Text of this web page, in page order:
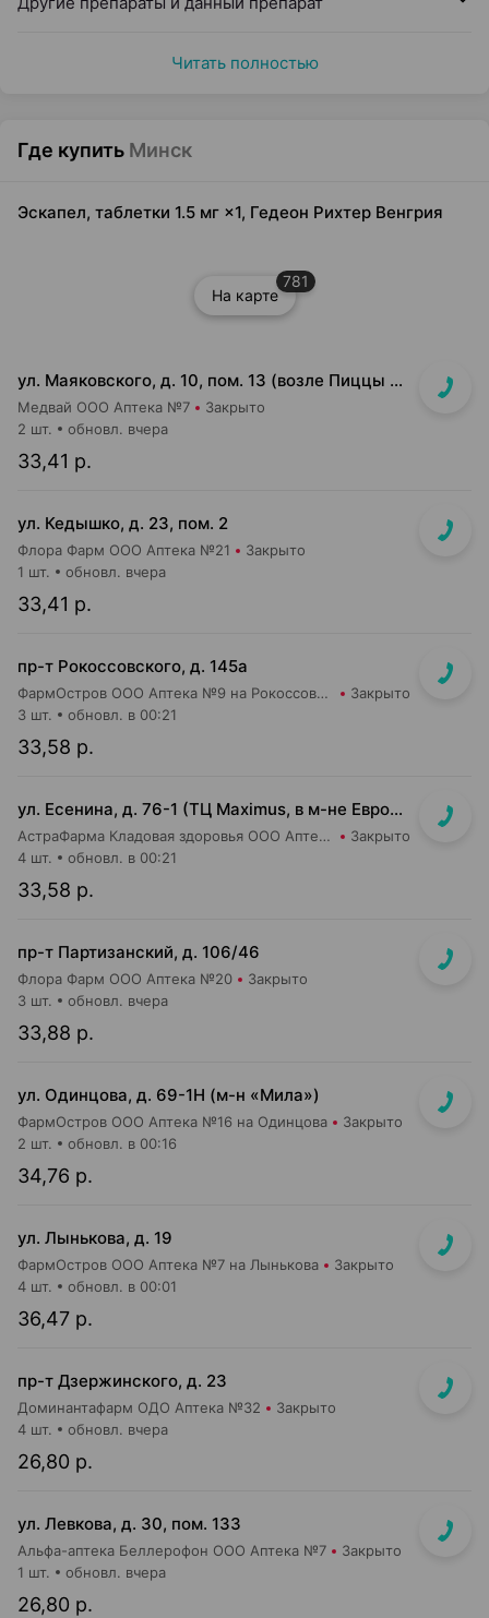
Читать полностью
Где купить Минск
Эскапел, таблетки 1.5 мг ×1, Гедеон Рихтер Венгрия
На карте
781
ул. Маяковского, д. 10, пом. 13 (возле Пиццы Мании)
Медвай ООО Аптека №7 Закрыто
33,41 р.
2 шт. обновл. вчера
ул. Кедышко, д. 23, пом. 2
Флора Фарм ООО Аптека №21 Закрыто
33,41 р.
1 шт. обновл. вчера
пр-т Рокоссовского, д. 145а
ФармОстров ООО Аптека №9 на Рокоссовского Закрыто
33,58 р.
3 шт. обновл. в 00:21
ул. Есенина, д. 76-1 (ТЦ Maximus, в м-не Евроопт Super)
АстраФарма Кладовая здоровья ООО Аптека №9 Закрыто
33,58 р.
4 шт. обновл. в 00:21
пр-т Партизанский, д. 106/46
Флора Фарм ООО Аптека №20 Закрыто
33,88 р.
3 шт. обновл. вчера
ул. Одинцова, д. 69-1Н (м-н «Мила»)
ФармОстров ООО Аптека №16 на Одинцова Закрыто
34,76 р.
2 шт. обновл. в 00:16
ул. Лынькова, д. 19
ФармОстров ООО Аптека №7 на Лынькова Закрыто
36,47 р.
4 шт. обновл. в 00:01
пр-т Дзержинского, д. 23
Доминантафарм ОДО Аптека №32 Закрыто
26,80 р.
4 шт. обновл. вчера
ул. Левкова, д. 30, пом. 133
Альфа-аптека Беллерофон ООО Аптека №7 Закрыто
26,80 р.
1 шт. обновл. вчера